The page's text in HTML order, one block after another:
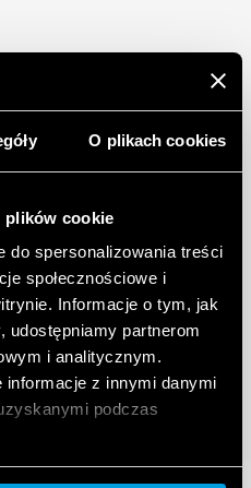
O plikach cookies
plików cookie
do spersonalizowania treści
społecznościowe i
Informacje o tym, jak
partnerom
i analitycznym.
informacje z innymi danymi
podczas